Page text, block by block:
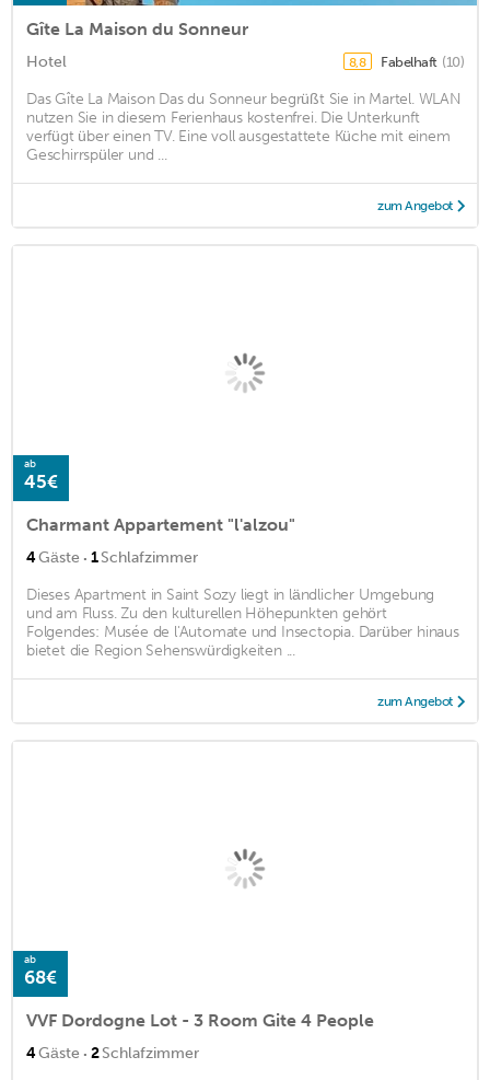
Gîte La Maison du Sonneur
Hotel 8,8 Fabelhaft (10)
Das Gîte La Maison Das du Sonneur begrüßt Sie in Martel. WLAN
nutzen Sie in diesem Ferienhaus kostenfrei. Die Unterkunft
verfügt über einen TV. Eine voll ausgestattete Küche mit einem
Geschirrspüler und ...
zum Angebot
ab
45€
Charmant Appartement "l'alzou"
4Gäste · 1Schlafzimmer
Dieses Apartment in Saint Sozy liegt in ländlicher Umgebung
und am Fluss. Zu den kulturellen Höhepunkten gehört
Folgendes: Musée de l'Automate und Insectopia. Darüber hinaus
bietet die Region Sehenswürdigkeiten ...
zum Angebot
ab
68€
VVF Dordogne Lot - 3 Room Gite 4 People
4Gäste · 2Schlafzimmer